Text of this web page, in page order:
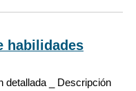
habilidades
detallada _ Descripción